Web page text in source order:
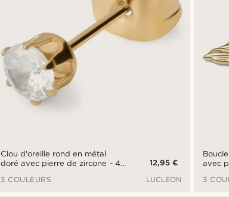
Clou d'oreille rond en métal
doré avec pierre de zircone - 4
12,95 €
3 COULEURS
LUCLEON
avec
3